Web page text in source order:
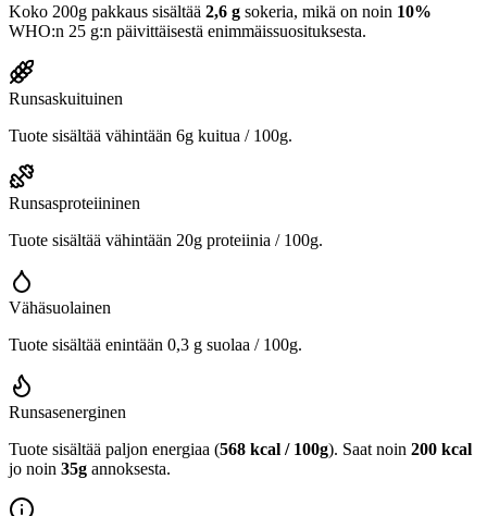
Koko 200g pakkaus sisältää 2,6 g sokeria, mikä on noin 10%
WHO:n 25 g:n päivittäisestä enimmäissuosituksesta.
Runsaskuituinen
Tuote sisältää vähintään 6g kuitua / 100g.
Runsasproteiininen
Tuote sisältää vähintään 20g proteiinia / 100g.
Vähäsuolainen
Tuote sisältää enintään 0,3 g suolaa / 100g.
Runsasenerginen
Tuote sisältää paljon energiaa (568 kcal / 100g). Saat noin 200 kcal
jo noin 35g annoksesta.